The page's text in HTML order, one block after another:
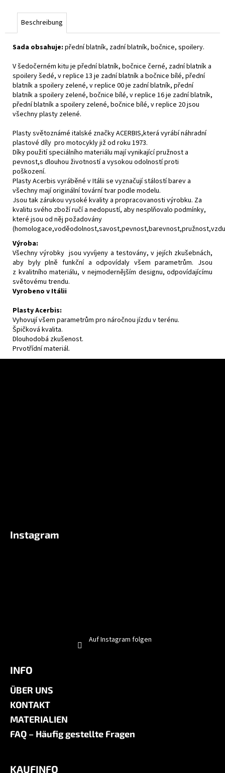
Beschreibung
Sada obsahuje: přední blatník, zadní blatník, bočnice, spoilery.
V šedočerném kitu je přední blatník, bočnice černé, zadní blatník a
spoilery šedé, v replice 13 je zadní blatník a bočnice bílé, přední
blatník a spoilery zelené, v replice 00 je zadní blatník, přední
blatník a spoilery zelené, bočnice bílé, v replice 16 je zadní blatník,
přední blatník a spoilery zelené, bočnice bílé, v replice 20 jsou
všechny plasty zelené.
Plasty světoznámé italské značky ACERBIS,která vyrábí náhradní
plastové díly pro motocykly již od roku 1973.
Díky použití speciálního materiálu mají vynikající pružnost a
pevnost,s dlouhou životností a vysokou odolností proti
poškození.
Plasty Acerbis vyráběné v Itálii se vyznačují stálostí barev a
všechny mají originální tovární tvar podle modelu.
Jsou tak zárukou vysoké kvality a propracovanosti výrobku. Za
kvalitu svého zboží ručí a nedopustí, aby nesplňovalo podmínky,
které jsou od něj požadovány
Výroba:
Všechny výrobky jsou vyvíjeny a testovány, v jejích zkušebnách,
aby byly plně funkční a odpovídaly všem parametrům. Jsou
z kvalitního materiálu, v nejmodernějším designu, odpovídajícímu
světovému trendu.
Vyrobeno v Itálii
Plasty Acerbis:
Vyhovují všem parametrům pro náročnou jízdu v terénu.
Špičková kvalita.
Dlouhodobá zkušenost.
Prvotřídní materiál.
Instagram
Auf Instagram folgen
INFO
ÜBER UNS
KONTAKT
MATERIALIEN
FAQ – Häufig gestellte Fragen
KAUFINFO